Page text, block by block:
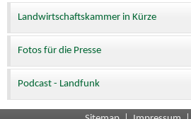
Landwirtschaftskammer in Kürze
Fotos für die Presse
Podcast - Landfunk